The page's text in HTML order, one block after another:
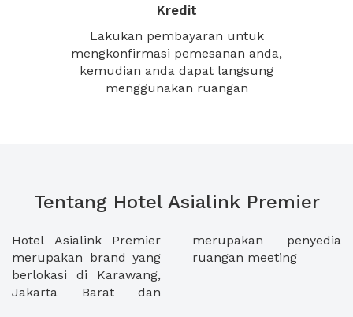
Kredit
Lakukan pembayaran untuk
mengkonfirmasi pemesanan anda,
kemudian anda dapat langsung
menggunakan ruangan
Tentang Hotel Asialink Premier
Hotel Asialink Premier
merupakan brand yang
berlokasi di Karawang,
Jakarta Barat dan
merupakan penyedia
ruangan meeting